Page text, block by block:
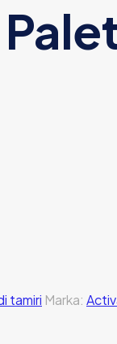
tamiri Marka: